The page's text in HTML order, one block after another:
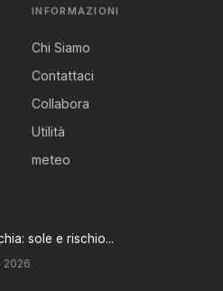
INFORMAZIONI
Chi Siamo
Contattaci
Collabora
Utilità
meteo
sole e rischio...
2026